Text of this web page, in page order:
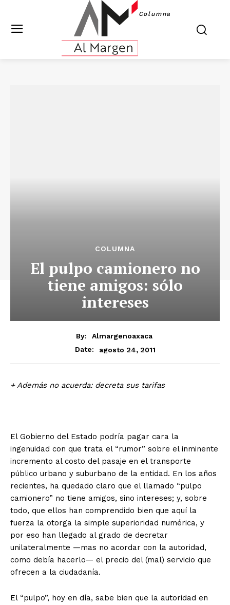
Columna
COLUMNA
El pulpo camionero no
tiene amigos: sólo
intereses
By:
Almargenoaxaca
Date:
agosto 24, 2011
+ Además no acuerda: decreta sus tarifas
El Gobierno del Estado podría pagar cara la
ingenuidad con que trata el “rumor” sobre el inminente
incremento al costo del pasaje en el transporte
público urbano y suburbano de la entidad. En los años
recientes, ha quedado claro que el llamado “pulpo
camionero” no tiene amigos, sino intereses; y, sobre
todo, que ellos han comprendido bien que aquí la
fuerza la otorga la simple superioridad numérica, y
por eso han llegado al grado de decretar
unilateralmente —mas no acordar con la autoridad,
como debía hacerlo— el precio del (mal) servicio que
ofrecen a la ciudadanía.
El “pulpo”, hoy en día, sabe bien que la autoridad en